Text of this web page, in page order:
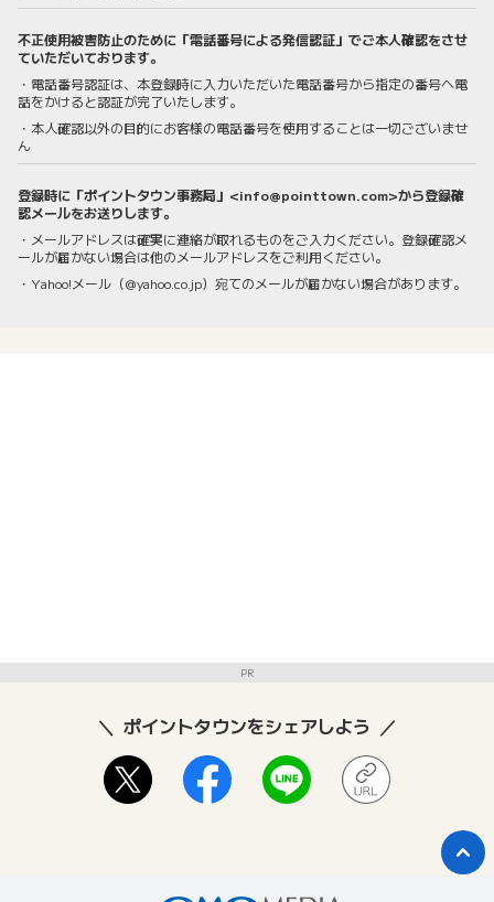
不正使用被害防止のために「電話番号による発信認証」でご本人確認をさせ
ていただいております。
・電話番号認証は、本登録時に入力いただいた電話番号から指定の番号へ電
話をかけると認証が完了いたします。
・本人確認以外の目的にお客様の電話番号を使用することは一切ございませ
ん
登録時に「ポイントタウン事務局」<info@pointtown.com>から登録確
認メールをお送りします。
・メールアドレスは確実に連絡が取れるものをご入力ください。登録確認メ
ールが届かない場合は他のメールアドレスをご利用ください。
・Yahoo!メール（@yahoo.co.jp）宛てのメールが届かない場合があります。
PR
ポイントタウンをシェアしよう